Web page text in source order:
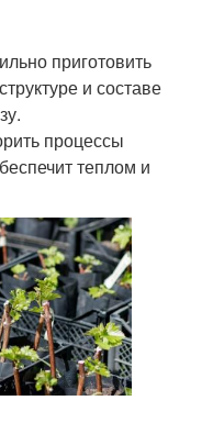
приготовить
и составе
процессы
теплом и